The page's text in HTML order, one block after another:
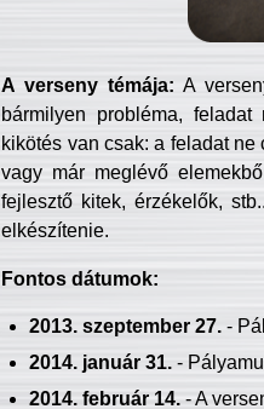
A verseny témája: A
bármilyen probléma, feladat
kikötés van csak: a feladat
vagy már meglévő
fejlesztő kitek, érzékelők,
elkészítenie.
Fontos dátumok:
2013. szeptember 27.-
2014. január 31.-
2014. február 14.- A